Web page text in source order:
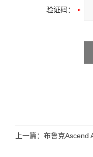
验证码：
上一篇： 布鲁克Ascend